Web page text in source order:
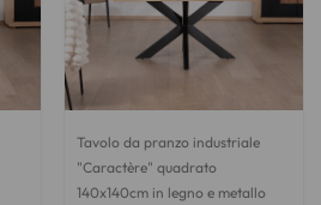
Tavolo da pranzo industriale
"Caractère" quadrato
140x140cm in legno e metallo